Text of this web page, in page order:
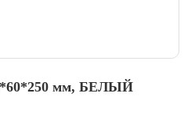
мм, БЕЛЫЙ